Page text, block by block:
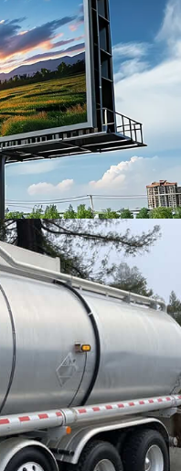
詳しく調べてくださ
ス, アプリケーション,
力タンク用のアルミ
ミ箔
(OP), 外側の印刷層,
ム7055-T7751
アルミニウム7055-
ムチェンジャーです.
の完全性を損なうこ
ているメーカーにとっ
なります.